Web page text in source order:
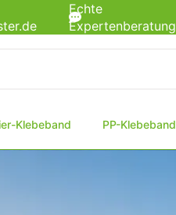
Echte
Expertenberatung
Klebeband PP-Klebeband